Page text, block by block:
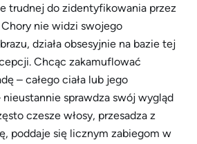
trudnej do zidentyfikowania przez
Chory nie widzi swojego
działa obsesyjnie na bazie tej
Chcąc zakamuflować
– całego ciała lub jego
sprawdza swój wygląd
czesze włosy, przesadza z
poddaje się licznym zabiegom w